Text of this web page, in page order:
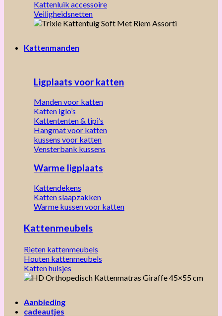
Kattenluik accessoire
Veiligheidsnetten
Kattenmanden
Ligplaats voor katten
Manden voor katten
Katten iglo’s
Kattententen & tipi’s
Hangmat voor katten
kussens voor katten
Vensterbank kussens
Warme ligplaats
Kattendekens
Katten slaapzakken
Warme kussen voor katten
Kattenmeubels
Rieten kattenmeubels
Houten kattenmeubels
Katten huisjes
Aanbieding
cadeautjes